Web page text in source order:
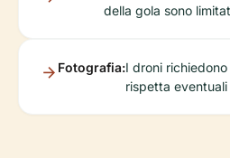
della gola sono
Fotografia:I droni
rispetta